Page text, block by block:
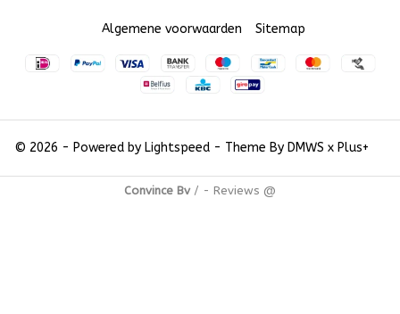
© 2026 - Powered by Lightspeed- Theme By DMWS x Plus+
Algemene voorwaarden Sitemap
Convince Bv/ - Reviews @